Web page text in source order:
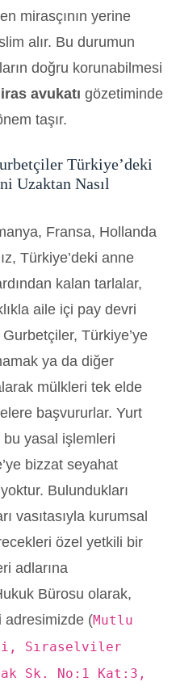
mirasçının yerine
alır. Bu durumun
doğru korunabilmesi
avukatı gözetiminde
taşır.
Türkiye’deki
Uzaktan Nasıl
Fransa, Hollanda
Türkiye’deki anne
kalan tarlalar,
aile içi pay devri
Türkiye’ye
ya da diğer
mülkleri tek elde
başvururlar. Yurt
bu yasal işlemleri
bizzat seyahat
Bulundukları
vasıtasıyla kurumsal
özel yetkili bir
adlarına
Bürosu olarak,
adresimizde (Mutlu
Sıraselviler
Sk. No:1 Kat:3,